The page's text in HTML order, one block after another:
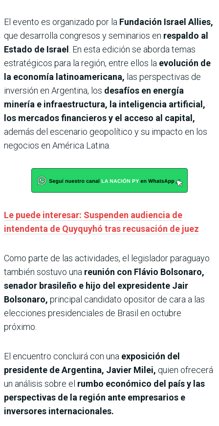
El evento es organizado por la Fundación Israel Allies,
que desarrolla congresos y seminarios en respaldo al
Estado de Israel . En esta edición se aborda temas
estratégicos para la región, entre ellos la evolución de
la economía latinoamericana, las perspectivas de
inversión en Argentina, los desafíos en energía
minería e infraestructura, la inteligencia artificial,
los mercados financieros y el acceso al capital,
además del escenario geopolítico y su impacto en los
negocios en América Latina.
Le puede interesar: Suspenden audiencia de
intendenta de Quyquyhó tras recusación de juez
Como parte de las actividades, el legislador paraguayo
también sostuvo una reunión con Flávio Bolsonaro,
senador brasileño e hijo del expresidente Jair
Bolsonaro, principal candidato opositor de cara a las
elecciones presidenciales de Brasil en octubre
próximo.
El encuentro concluirá con una exposición del
presidente de Argentina, Javier Milei, quien ofrecerá
un análisis sobre el rumbo económico del país y las
perspectivas de la región ante empresarios e
inversores internacionales.